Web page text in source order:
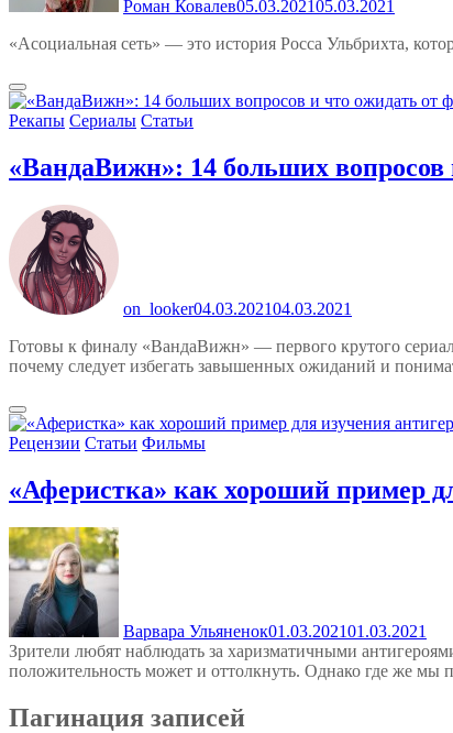
Роман Ковалев05.03.202105.03.2021
«Асоциальная сеть» — это история Росса Ульбрихта,
Рекапы Сериалы Статьи
«ВандаВижн»: 14 больших
on_looker04.03.202104.03.2021
Готовы к финалу «ВандаВижн» — первого крутого
почему следует избегать завышенных ожиданий и
Рецензии Статьи Фильмы
«Аферистка» как хороший пример
Варвара Ульяненок01.03.202101.03.2021
Зрители любят наблюдать за харизматичными
положительность может и оттолкнуть. Однако где же мы
Пагинация записей